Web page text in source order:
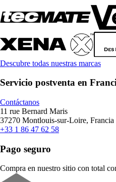
Descubre todas nuestras marcas
Servicio postventa en
Contáctanos
11 rue Bernard Maris
37270 Montlouis-sur-Loire, Francia
+33 1 86 47 62 58
Pago seguro
Compra en nuestro sitio con total